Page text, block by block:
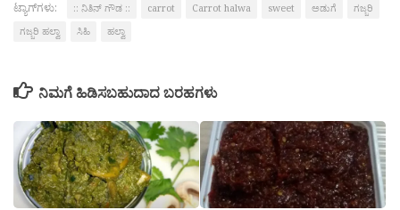
ಟ್ಯಾಗ್‌ಗಳು: :: ನಿತಿನ್ ಗೌಡ :: carrot Carrot halwa sweet ಅಡುಗೆ
ಗಜ್ಜರಿ
ಗಜ್ಜರಿ ಹಲ್ವಾ
ಸಿಹಿ ಹಲ್ವಾ
ನಿಮಗೆ ಹಿಡಿಸಬಹುದಾದ ಬರಹಗಳು